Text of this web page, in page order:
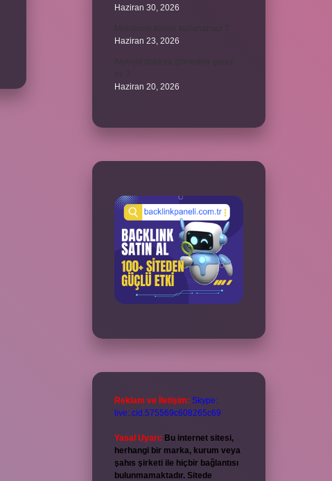
Haziran 30, 2026
Haziran 23, 2026
Haziran 20, 2026
Reklam ve İletişim: Skype:
live:.cid.575569c608265c69
Yasal Uyarı: Bu internet sitesi,
herhangi bir marka, kurum veya
şahıs şirketi ile hiçbir bağlantısı
bulunmamaktadır. Sitede